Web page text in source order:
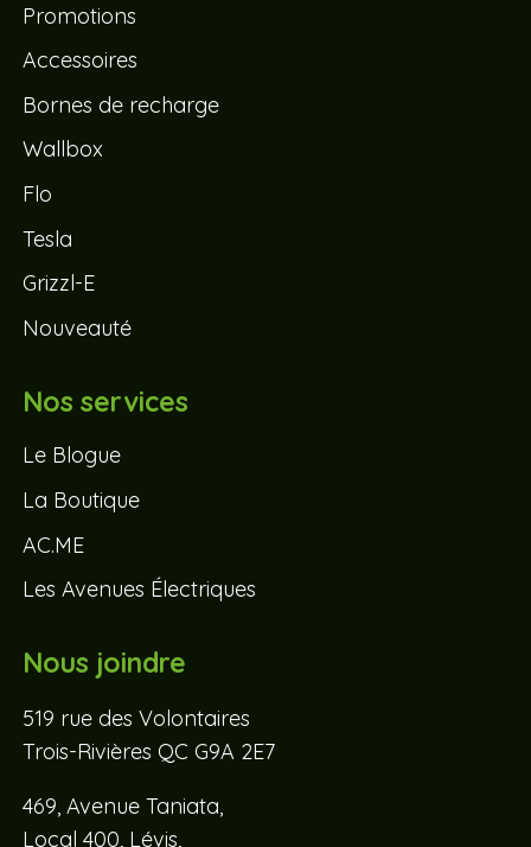
Promotions
Accessoires
Bornes de recharge
Wallbox
Flo
Tesla
Grizzl-E
Nouveauté
Nos services
Le Blogue
La Boutique
AC.ME
Les Avenues Électriques
Nous joindre
519 rue des Volontaires
Trois-Rivières QC G9A 2E7
469, Avenue Taniata,
Local 400, Lévis,